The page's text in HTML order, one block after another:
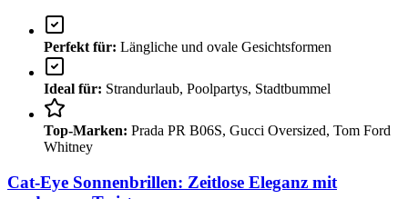
Perfekt für: Längliche und ovale Gesichtsformen
Ideal für: Strandurlaub, Poolpartys, Stadtbummel
Top-Marken: Prada PR B06S, Gucci Oversized, Tom Ford
Whitney
Cat-Eye Sonnenbrillen: Zeitlose Eleganz mit